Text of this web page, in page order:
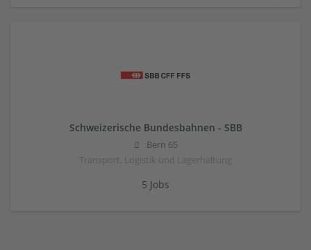
Schweizerische Bundesbahnen - SBB
Bern 65
Transport, Logistik und Lagerhaltung
5 Jobs